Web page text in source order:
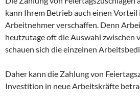
kann Ihrem Betrieb auch einen
Arbeitnehmer verschaffen. Denn
heutzutage oft die Auswahl zwischen
schauen sich die einzelnen
Daher kann die Zahlung von
Investition in neue Arbeitskräfte